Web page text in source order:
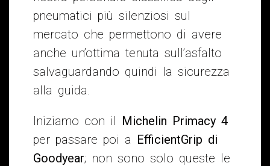
pneumatici più silenziosi sul
mercato che permettono di avere
anche un’ottima tenuta sull’asfalto
salvaguardando quindi la sicurezza
alla guida.
Iniziamo con il Michelin Primacy 4
per passare poi a EfficientGrip di
Goodyear; non sono solo queste le